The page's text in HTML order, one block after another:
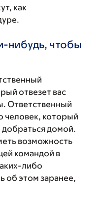
как
нибудь, чтобы
отвезет вас
Ответственный
который
домой.
возможность
командой в
либо
об этом заранее,